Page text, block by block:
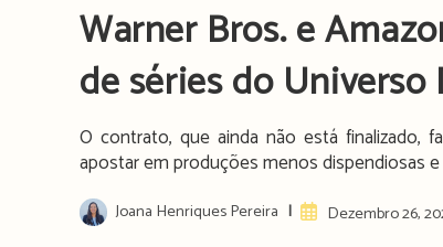
Warner Bros. e
de séries do Universo
O contrato, que ainda não está finalizado,
apostar em produções menos dispendiosas
Post
author:
Joana Henriques Pereira
ArtigoDezembro 26,